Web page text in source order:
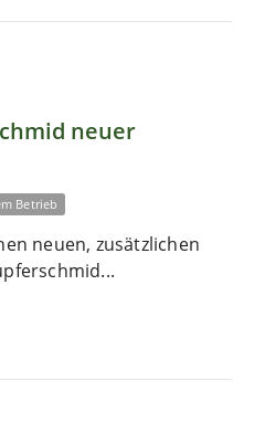
neuer
Betrieb
neuen, zusätzlichen